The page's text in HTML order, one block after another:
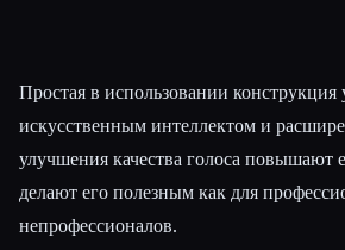
Простая в использовании конструкция
искусственным интеллектом и
улучшения качества голоса повышают
делают его полезным как для
непрофессионалов.